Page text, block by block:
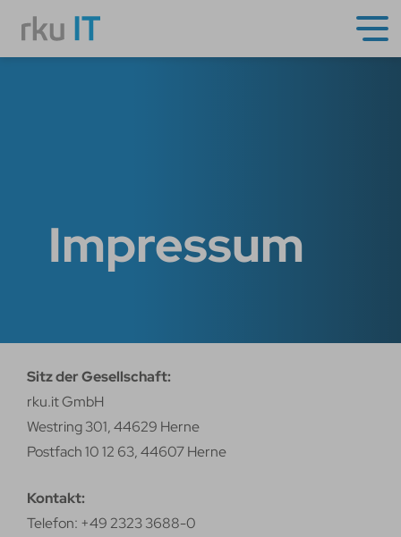
Impressum
Sitz der Gesellschaft:
rku.it GmbH
Westring 301, 44629 Herne
Postfach 10 12 63, 44607 Herne
Kontakt:
Telefon: +49 2323 3688-0